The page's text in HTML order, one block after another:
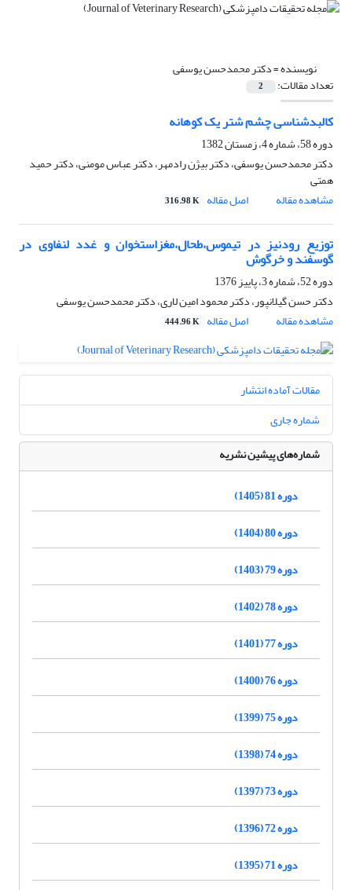
نویسنده =دکتر محمدحسن یوسفی
تعداد مقالات: 2
کالبدشناسی چشم شتر یک کوهانه
دوره 58، شماره 4، زمستان 1382
دکتر محمدحسن یوسفی، دکتر بیژن رادمهر، دکتر عباس مومنی، دکتر حمید
همتی
مشاهده مقاله
اصل مقاله 316.98 K
توزیع رودنیز در تیموس،طحال،مغزاستخوان و غدد لنفاوی در
گوسفند و خرگوش
دوره 52، شماره 3، پاییز 1376
دکتر حسن گیلانپور، دکتر محمود امین لاری، دکتر محمدحسن یوسفی
مشاهده مقاله
اصل مقاله 444.96 K
مقالات آماده انتشار
شماره جاری
شماره‌های پیشین نشریه
دوره 81 (1405)
دوره 80 (1404)
دوره 79 (1403)
دوره 78 (1402)
دوره 77 (1401)
دوره 76 (1400)
دوره 75 (1399)
دوره 74 (1398)
دوره 73 (1397)
دوره 72 (1396)
دوره 71 (1395)